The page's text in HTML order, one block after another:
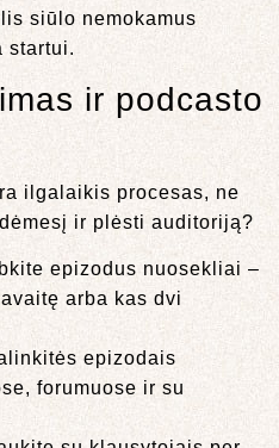
siūlo nemokamus
startui.
ir podcasto
ilgalaikis procesas, ne
ir plėsti auditoriją?
epizodus nuosekliai –
arba kas dvi
epizodais
forumuose ir su